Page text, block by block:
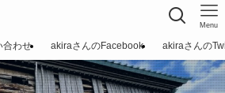
Menu
合わせ akiraさんのFacebook akiraさんの